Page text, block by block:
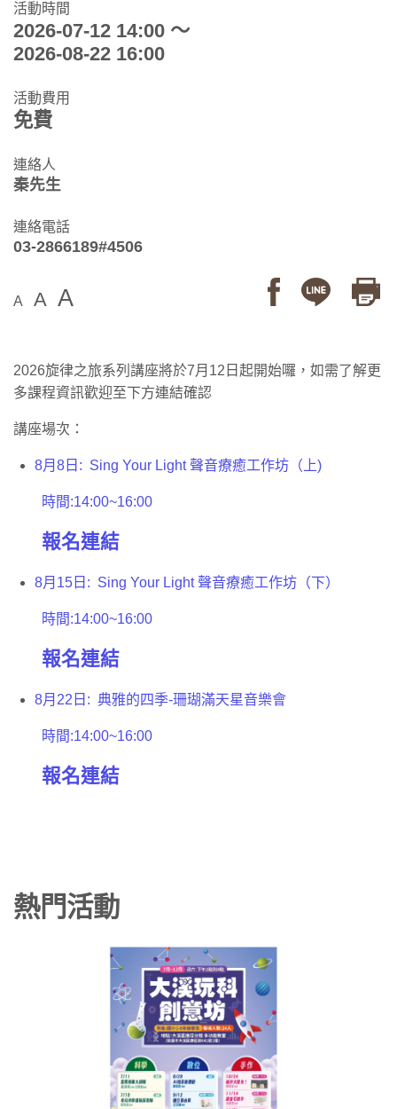
活動時間
2026-07-12 14:00 ～
2026-08-22 16:00
活動費用
免費
連絡人
秦先生
連絡電話
03-2866189#4506
A A A
2026旋律之旅系列講座將於7月12日起開始囉，如需了解更
多課程資訊歡迎至下方連結確認
講座場次：
8月8日: Sing Your Light 聲音療癒工作坊（上)
時間:14:00~16:00
報名連結
8月15日: Sing Your Light 聲音療癒工作坊（下）
時間:14:00~16:00
報名連結
8月22日: 典雅的四季-珊瑚滿天星音樂會
時間:14:00~16:00
報名連結
熱門活動